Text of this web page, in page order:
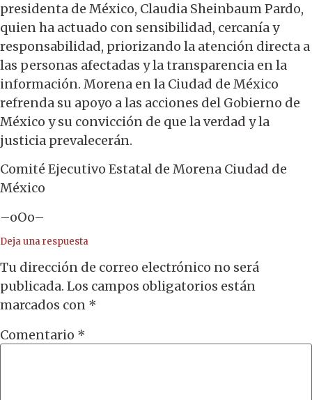
presidenta de México, Claudia Sheinbaum Pardo,
quien ha actuado con sensibilidad, cercanía y
responsabilidad, priorizando la atención directa a
las personas afectadas y la transparencia en la
información. Morena en la Ciudad de México
refrenda su apoyo a las acciones del Gobierno de
México y su convicción de que la verdad y la
justicia prevalecerán.
Comité Ejecutivo Estatal de Morena Ciudad de
México
–oOo–
Deja una respuesta
Tu dirección de correo electrónico no será
publicada. Los campos obligatorios están
marcados con *
Comentario *